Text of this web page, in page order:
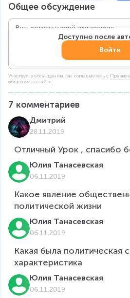
Общее обсуждение
Участвуя в обсуждении, вы соглашаетесь c
общения на сайте.
Доступно после
Войти
7 комментариев
Дмитрий
28.11.2019
Отличный Урок , спасибо
Юлия Танасевская
06.11.2019
Какое явление
политической жизни
Юлия Танасевская
06.11.2019
Какая была политическая
характеристика
Юлия Танасевская
06.11.2019